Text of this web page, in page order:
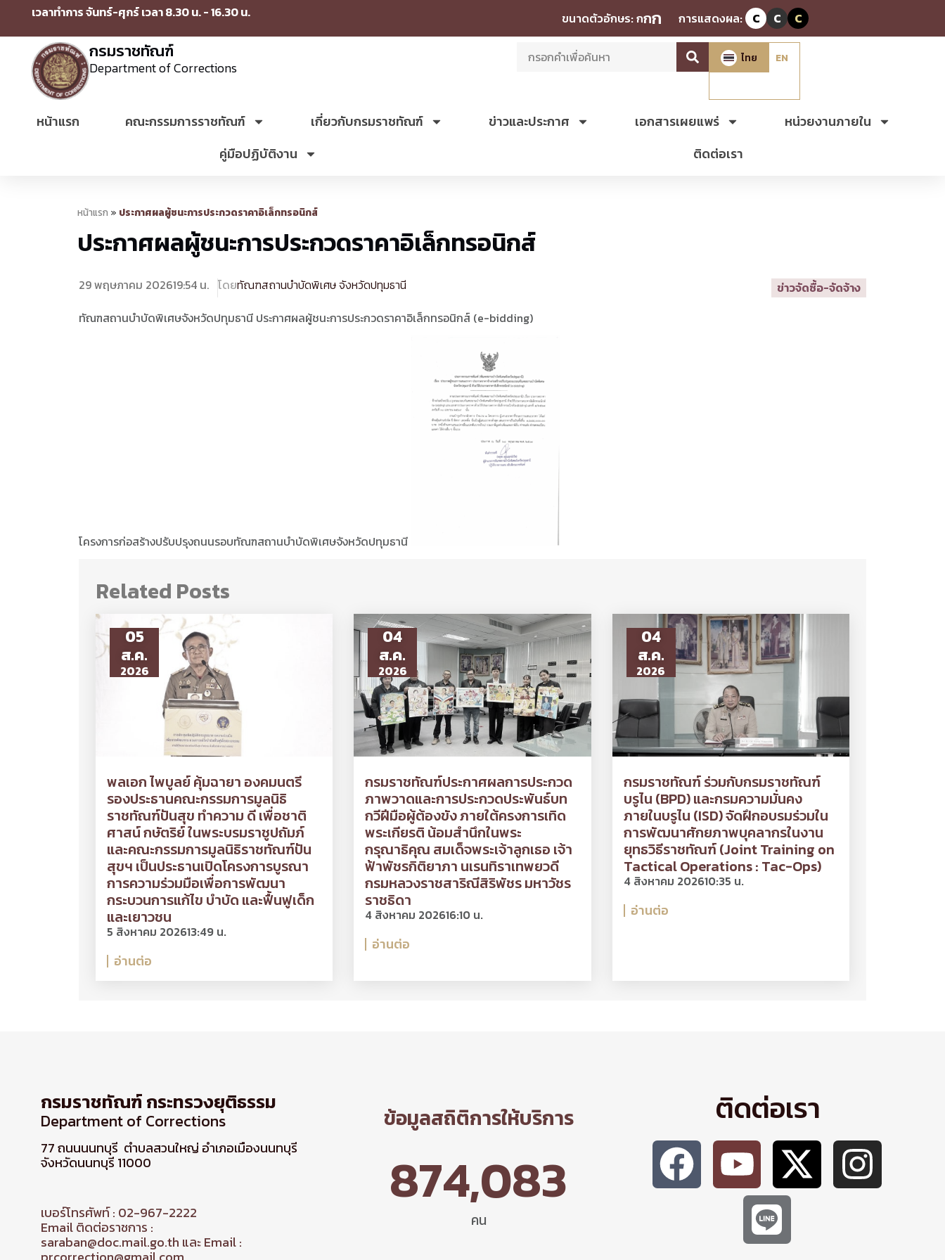
เวลาทำการ จันทร์-ศุกร์ เวลา 8.30 น. - 16.30 น. ขนาดตัวอักษร:กกก การแสดงผล: C C C
กรมราชทัณฑ์
Department of Corrections
ไทย EN
หน้าแรก คณะกรรมการราชทัณฑ์ เกี่ยวกับกรมราชทัณฑ์ ข่าวและประกาศ เอกสารเผยแพร่
หน่วยงานภายใน
คู่มือปฏิบัติงาน
ติดต่อเรา
หน้าแรก » ประกาศผลผู้ชนะการประกวดราคาอิเล็กทรอนิกส์
ประกาศผลผู้ชนะการประกวดราคาอิเล็กทรอนิกส์
29 พฤษภาคม 202619:54 น. โดยทัณฑสถานบำบัดพิเศษ จังหวัดปทุมธานี
ข่าวจัดซื้อ-จัดจ้าง
ทัณฑสถานบำบัดพิเศษจังหวัดปทุมธานี ประกาศผลผู้ชนะการประกวดราคาอิเล็กทรอนิกส์ (e-bidding)
โครงการก่อสร้างปรับปรุงถนนรอบทัณฑสถานบำบัดพิเศษจังหวัดปทุมธานี
Related Posts
05
ส.ค.
2026
พลเอก ไพบูลย์ คุ้มฉายา องคมนตรี
รองประธานคณะกรรมการมูลนิธิ
ราชทัณฑ์ปันสุข ทำความ ดี เพื่อชาติ
ศาสน์ กษัตริย์ ในพระบรมราชูปถัมภ์
และคณะกรรมการมูลนิธิราชทัณฑ์ปัน
สุขฯ เป็นประธานเปิดโครงการบูรณา
การความร่วมมือเพื่อการพัฒนา
กระบวนการแก้ไข บำบัด และฟื้นฟูเด็ก
และเยาวชน
5 สิงหาคม 202613:49 น.
อ่านต่อ
04
ส.ค.
2026
กรมราชทัณฑ์ประกาศผลการประกวด
ภาพวาดและการประกวดประพันธ์บท
กวีฝีมือผู้ต้องขัง ภายใต้ครงการเทิด
พระเกียรติ น้อมสำนึกในพระ
กรุณาธิคุณ สมเด็จพระเจ้าลูกเธอ เจ้า
ฟ้าพัชรกิติยาภา นเรนทิราเทพยวดี
กรมหลวงราชสาริณีสิริพัชร มหาวัชร
ราชธิดา
4 สิงหาคม 202616:10 น.
อ่านต่อ
04
ส.ค.
2026
กรมราชทัณฑ์ ร่วมกับกรมราชทัณฑ์
บรูไน (BPD) และกรมความมั่นคง
ภายในบรูไน (ISD) จัดฝึกอบรมร่วมใน
การพัฒนาศักยภาพบุคลากรในงาน
ยุทธวิธีราชทัณฑ์ (Joint Training on
Tactical Operations : Tac-Ops)
4 สิงหาคม 202610:35 น.
อ่านต่อ
กรมราชทัณฑ์ กระทรวงยุติธรรม
Department of Corrections
77 ถนนนนทบุรี ตำบลสวนใหญ่ อำเภอเมืองนนทบุรี
จังหวัดนนทบุรี 11000
เบอร์โทรศัพท์ : 02-967-2222
Email ติดต่อราชการ :
saraban@doc.mail.go.th และ Email :
ข้อมูลสถิติการให้บริการ
คน
874,083
ติดต่อเรา